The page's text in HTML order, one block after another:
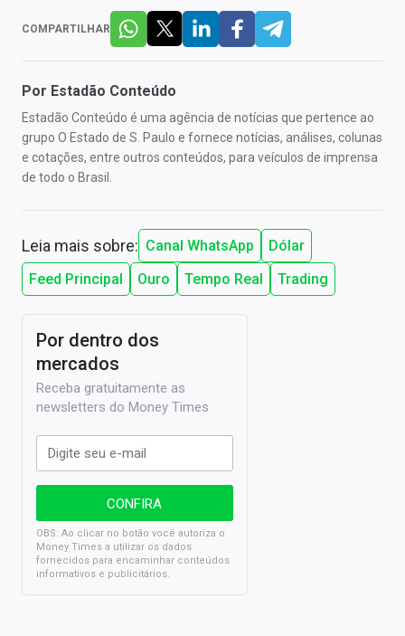
COMPARTILHAR
Por Estadão Conteúdo
Estadão Conteúdo é uma agência de notícias que pertence ao
grupo O Estado de S. Paulo e fornece notícias, análises, colunas
e cotações, entre outros conteúdos, para veículos de imprensa
de todo o Brasil.
Leia mais sobre: Canal WhatsApp
Dólar
Feed Principal
Ouro Tempo Real Trading
Por dentro dos
mercados
Receba gratuitamente as
newsletters do Money Times
OBS: Ao clicar no botão você autoriza o
Money Times a utilizar os dados
fornecidos para encaminhar conteúdos
informativos e publicitários.